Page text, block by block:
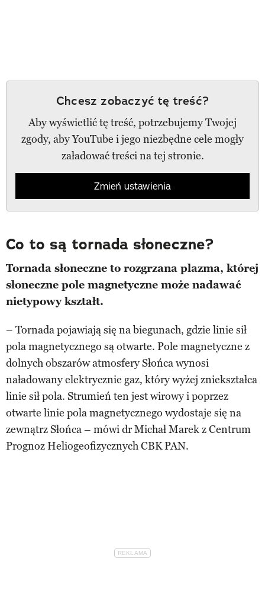
Chcesz zobaczyć tę treść?
Aby wyświetlić tę treść, potrzebujemy Twojej
zgody, aby YouTube i jego niezbędne cele mogły
załadować treści na tej stronie.
Zmień ustawienia
Co to są tornada słoneczne?
Tornada słoneczne to rozgrzana plazma, której
słoneczne pole magnetyczne może nadawać
nietypowy kształt.
– Tornada pojawiają się na biegunach, gdzie linie sił
pola magnetycznego są otwarte. Pole magnetyczne z
dolnych obszarów atmosfery Słońca wynosi
naładowany elektrycznie gaz, który wyżej zniekształca
linie sił pola. Strumień ten jest wirowy i poprzez
otwarte linie pola magnetycznego wydostaje się na
zewnątrz Słońca – mówi dr Michał Marek z Centrum
Prognoz Heliogeofizycznych CBK PAN.